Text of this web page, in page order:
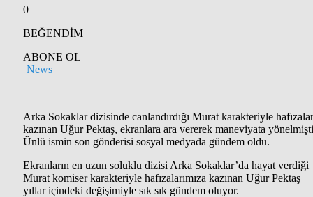
0
BEĞENDİM
ABONE OL
News
Arka Sokaklar dizisinde canlandırdığı Murat karakteriyle
kazınan Uğur Pektaş, ekranlara ara vererek maneviyata
Ünlü ismin son gönderisi sosyal medyada gündem oldu.
Ekranların en uzun soluklu dizisi Arka Sokaklar’da hayat verdiği
Murat komiser karakteriyle hafızalarımıza kazınan Uğur Pektaş
yıllar içindeki değişimiyle sık sık gündem oluyor.